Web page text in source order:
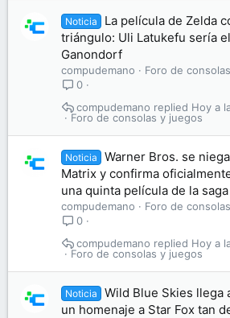
Noticia
La película de Zelda
triángulo: Uli Latukefu sería
Ganondorf
compudemano
Foro de
0
Foro de consolas y juegos
Hoy a
compudemano
Noticia
Warner Bros. se
Matrix y confirma
una quinta película de la saga
compudemano
Foro de
0
Foro de consolas y juegos
Hoy a
compudemano
Noticia
Wild Blue Skies llega
un homenaje a Star Fox tan